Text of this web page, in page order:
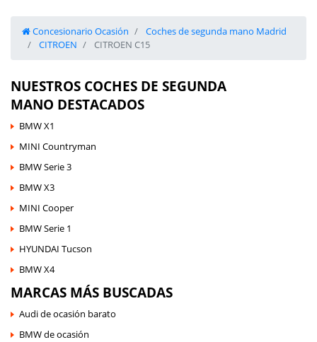
Concesionario Ocasión
Coches de segunda mano Madrid
CITROEN
CITROEN C15
NUESTROS COCHES DE SEGUNDA
MANO DESTACADOS
BMW X1
MINI Countryman
BMW Serie 3
BMW X3
MINI Cooper
BMW Serie 1
HYUNDAI Tucson
BMW X4
MARCAS MÁS BUSCADAS
Audi de ocasión barato
BMW de ocasión